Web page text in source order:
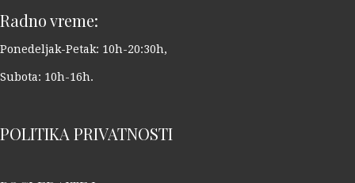
Radno vreme:
Ponedeljak-Petak: 10h-20:30h,
Subota: 10h-16h.
POLITIKA PRIVATNOSTI